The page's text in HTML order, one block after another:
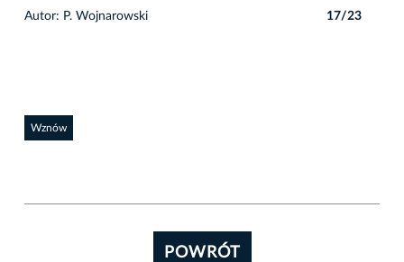
Autor: P. Wojnarowski 17/23
Wznów
POWRÓT